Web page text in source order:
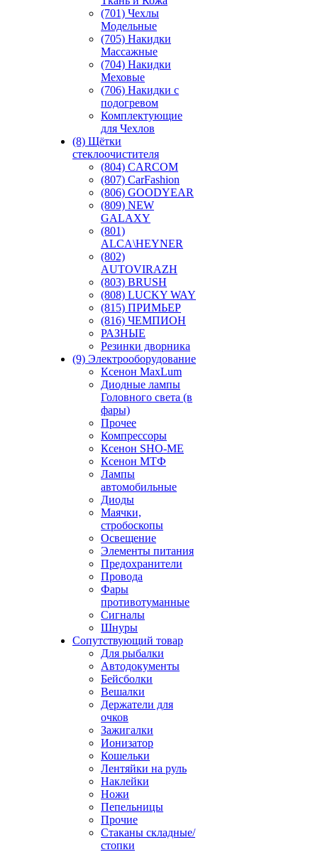
(701) Чехлы
Модельные
(705) Накидки
Массажные
(704) Накидки
Меховые
(706) Накидки с
подогревом
Комплектующие
для Чехлов
(8) Щётки
стеклоочистителя
(804) CARCOM
(807) CarFashion
(806) GOODYEAR
(809) NEW
GALAXY
(801)
ALCA\HEYNER
(802)
AUTOVIRAZH
(803) BRUSH
(808) LUCKY WAY
(815) ПРИМЬЕР
(816) ЧЕМПИОН
РАЗНЫЕ
Резинки дворника
(9) Электрооборудование
Ксенон MaxLum
Диодные лампы
Головного света (в
фары)
Прочее
Компрессоры
Ксенон SHO-ME
Ксенон МТФ
Лампы
автомобильные
Диоды
Маячки,
стробоскопы
Освещение
Элементы питания
Предохранители
Провода
Фары
противотуманные
Сигналы
Шнуры
Сопутствующий товар
Для рыбалки
Автодокументы
Бейсболки
Вешалки
Держатели для
очков
Зажигалки
Ионизатор
Кошельки
Лентяйки на руль
Наклейки
Ножи
Пепельницы
Прочие
Стаканы складные/
стопки